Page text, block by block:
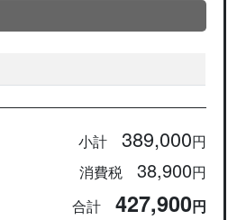
小計 389,000円
消費税 38,900円
合計 427,900円